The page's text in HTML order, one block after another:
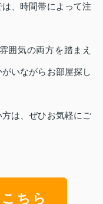
、時間帯によって注
囲気の両方を踏まえ
いながらお部屋探し
は、ぜひお気軽にご
ちら